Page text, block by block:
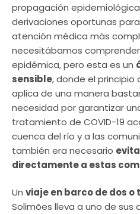
propagación
derivaciones oportunas
atención médica más
necesitábamos
epidémica, pero esta es un
sensible, donde el principio
aplica de una manera
necesidad por garantizar
tratamiento de COVID-19
cuenca del río y a las
también era necesario
directamente a estas
Un viaje en barco de dos o
Solimões lleva a uno de sus